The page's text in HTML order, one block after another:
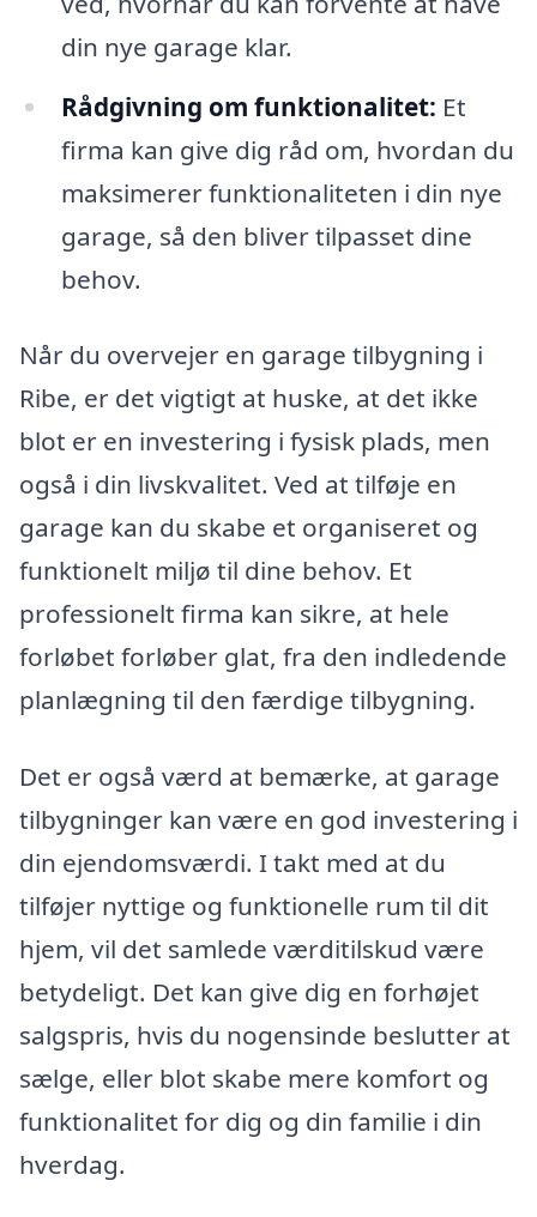
din nye garage klar.
Rådgivning om funktionalitet: Et
firma kan give dig råd om, hvordan du
maksimerer funktionaliteten i din nye
garage, så den bliver tilpasset dine
behov.
Når du overvejer en garage tilbygning i
Ribe, er det vigtigt at huske, at det ikke
blot er en investering i fysisk plads, men
også i din livskvalitet. Ved at tilføje en
garage kan du skabe et organiseret og
funktionelt miljø til dine behov. Et
professionelt firma kan sikre, at hele
forløbet forløber glat, fra den indledende
planlægning til den færdige tilbygning.
Det er også værd at bemærke, at garage
tilbygninger kan være en god investering i
din ejendomsværdi. I takt med at du
tilføjer nyttige og funktionelle rum til dit
hjem, vil det samlede værditilskud være
betydeligt. Det kan give dig en forhøjet
salgspris, hvis du nogensinde beslutter at
sælge, eller blot skabe mere komfort og
funktionalitet for dig og din familie i din
hverdag.